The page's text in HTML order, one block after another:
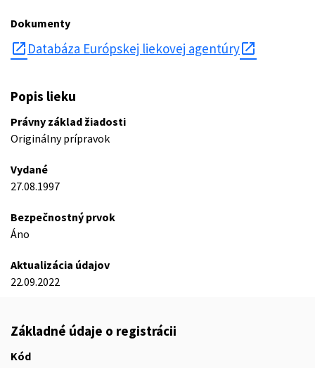
Dokumenty
open_in_new Databáza Európskej liekovej agentúry
Popis lieku
Právny základ žiadosti
Originálny prípravok
Vydané
27.08.1997
Bezpečnostný prvok
Áno
Aktualizácia údajov
22.09.2022
Základné údaje o registrácii
Kód